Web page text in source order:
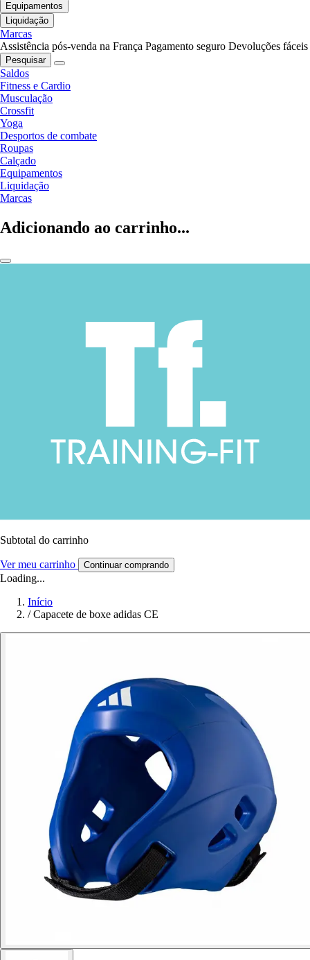
Equipamentos
Liquidação
Marcas
Assistência pós-venda na França Pagamento seguro Devoluções fáceis
Pesquisar
Saldos
Fitness e Cardio
Musculação
Crossfit
Yoga
Desportos de combate
Roupas
Calçado
Equipamentos
Liquidação
Marcas
Adicionando ao carrinho...
Subtotal do carrinho
Ver meu carrinho Continuar comprando
Loading...
Início
/ Capacete de boxe adidas CE